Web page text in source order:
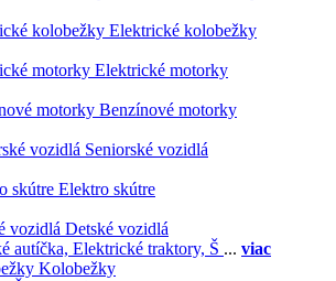
Elektrické kolobežky
Elektrické motorky
Benzínové motorky
Seniorské vozidlá
Elektro skútre
Detské vozidlá
autíčka, Elektrické traktory, Š ... viac
Kolobežky